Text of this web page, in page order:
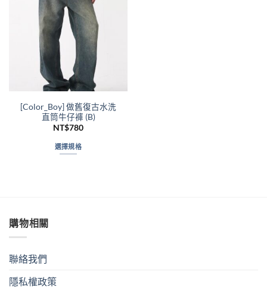
[Color_Boy] 做舊復古水洗
直筒牛仔褲 (B)
NT$780
選擇規格
購物相關
聯絡我們
隱私權政策